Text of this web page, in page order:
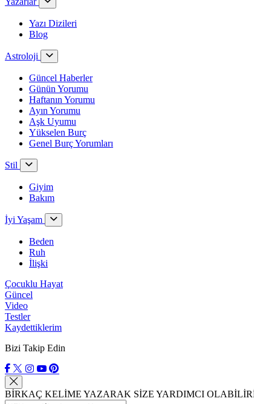
Yazı Dizileri
Blog
Astroloji
Güncel Haberler
Günün Yorumu
Haftanın Yorumu
Ayın Yorumu
Aşk Uyumu
Yükselen Burç
Genel Burç Yorumları
Stil
Giyim
Bakım
İyi Yaşam
Beden
Ruh
İlişki
Çocuklu Hayat
Güncel
Video
Testler
Kaydettiklerim
Bizi Takip Edin
BİRKAÇ KELİME YAZARAK SİZE YARDIMCI